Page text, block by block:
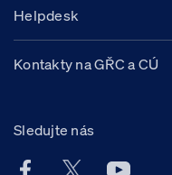
Helpdesk
Kontakty na GŘC a CÚ
Sledujte nás
Facebook účet Celní
X účet Celní